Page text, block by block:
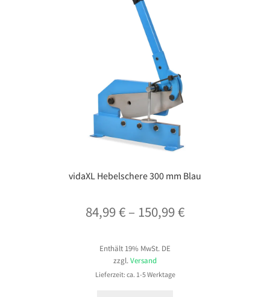
vidaXL Hebelschere 300 mm Blau
84,99€ – 150,99€Preisspanne:
Enthält 19% MwSt. DE
zzgl. Versand
Lieferzeit: ca. 1-5 Werktage